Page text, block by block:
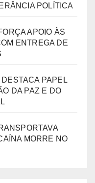
POLÍTICA
APOIO ÀS
ENTREGA DE
PAPEL
DA PAZ E DO
MORRE NO